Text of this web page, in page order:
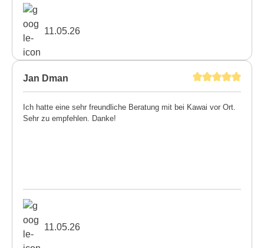
11.05.26
Jan Dman
Ich hatte eine sehr freundliche Beratung mit bei Kawai vor Ort.
Sehr zu empfehlen. Danke!
11.05.26